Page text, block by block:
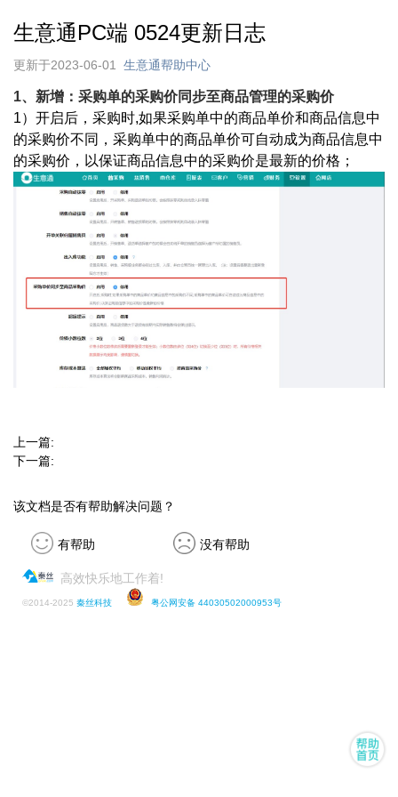
生意通PC端 0524更新日志
更新于2023-06-01 生意通帮助中心
1、新增：采购单的采购价同步至商品管理的采购价
1）开启后，采购时,如果采购单中的商品单价和商品信息中
的采购价不同，采购单中的商品单价可自动成为商品信息中
的采购价，以保证商品信息中的采购价是最新的价格；
上一篇:
下一篇:
该文档是否有帮助解决问题？
有帮助 没有帮助
高效快乐地工作着!
©2014-2025 秦丝科技 粤公网安备 44030502000953号